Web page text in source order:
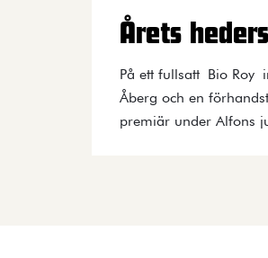
Årets
På ett fullsatt Bio Roy
Åberg och en
premiär under Alfons